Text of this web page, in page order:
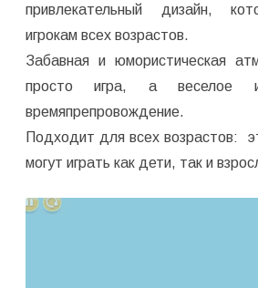
привлекательный дизайн,
игрокам всех возрастов.
Забавная и юмористическая
просто игра, а веселое и
времяпрепровождение.
Подходит для всех возрастов:
могут играть как дети, так и